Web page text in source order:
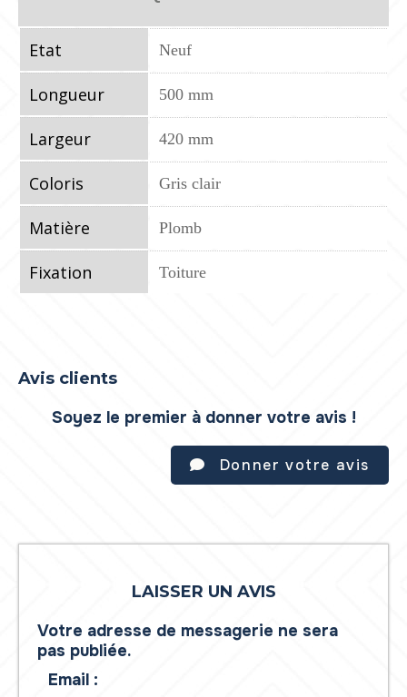
Etat Neuf
Longueur 500 mm
Largeur 420 mm
Coloris Gris clair
Matière Plomb
Fixation Toiture
Avis clients
Soyez le premier à donner votre avis !
Donner votre avis
LAISSER UN AVIS
Votre adresse de messagerie ne sera
pas publiée.
Email :